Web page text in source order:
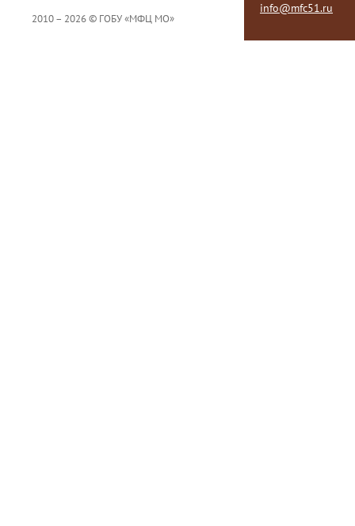
2010 – 2026 © ГОБУ «МФЦ МО»
info@mfc51.ru